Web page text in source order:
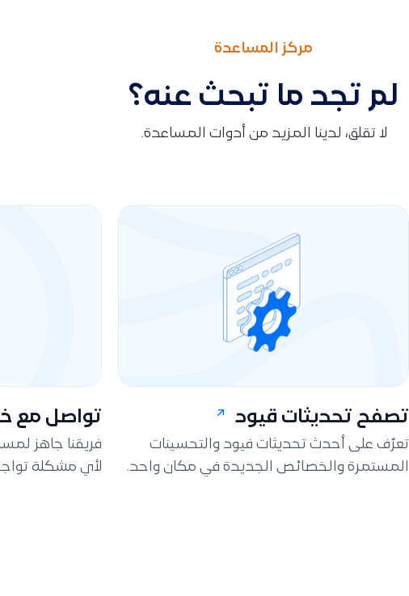
مركز المساعدة
لم تجد ما تبحث عنه؟
لا تقلق، لدينا المزيد من أدوات المساعدة.
تصفح تحديثات قيود
تعرّف على أحدث تحديثات فيود والتحسينات
المستمرة والخصائص الجديدة في مكان واحد.
تواصل مع
فريقنا جاهز
لأي مشكلة